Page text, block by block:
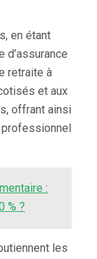
en étant
d’assurance
retraite à
et aux
offrant ainsi
:
% ?
les